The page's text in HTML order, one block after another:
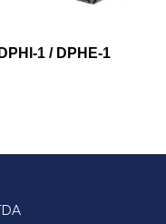
DPHI-1 / DPHE-1